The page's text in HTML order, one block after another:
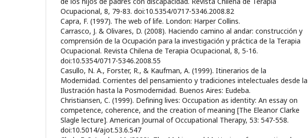
Ocupacional, 8, 79-83. doi:10.5354/0717-5346.2008.82
Capra, F. (1997). The web of life. London: Harper Collins.
Carrasco, J. & Olivares, D. (2008). Haciendo camino al andar: construcción y
comprensión de la Ocupación para la investigación y práctica de la Terapia
Ocupacional. Revista Chilena de Terapia Ocupacional, 8, 5-16.
doi:10.5354/0717-5346.2008.55
Casullo, N. A., Forster, R., & Kaufman, A. (1999). Itinerarios de la
Modernidad. Corrientes del pensamiento y tradiciones intelectuales desde la
Ilustración hasta la Posmodernidad. Buenos Aires: Eudeba.
Christiansen, C. (1999). Defining lives: Occupation as identity: An essay on
competence, coherence, and the creation of meaning [The Eleanor Clarke
Slagle lecture]. American Journal of Occupational Therapy, 53: 547-558.
doi:10.5014/ajot.53.6.547